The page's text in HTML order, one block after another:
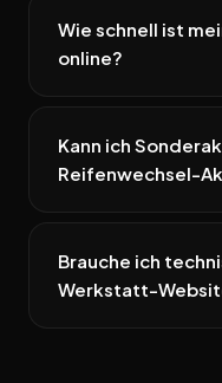
Wie schnell ist
online?
Kann ich
Reifenwechsel-
Brauche ich
Werkstatt-